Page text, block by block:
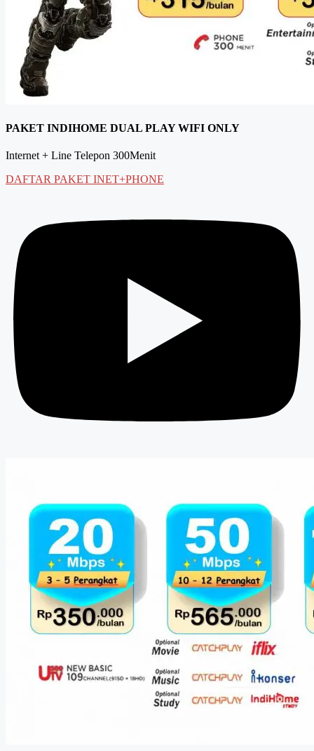
PAKET INDIHOME DUAL PLAY WIFI ONLY
Internet + Line Telepon 300Menit
DAFTAR PAKET INET+PHONE